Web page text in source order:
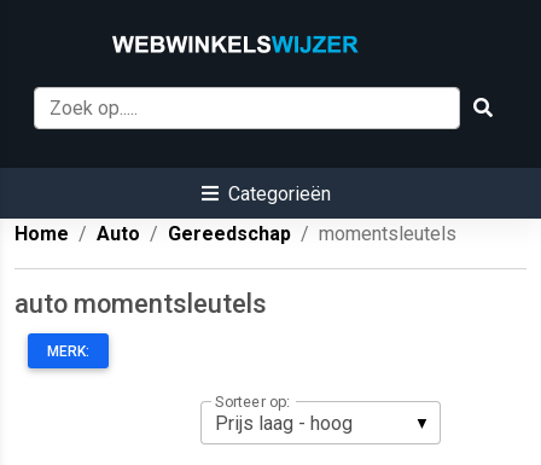
Categorieën
Home
Auto Gereedschap momentsleutels
auto momentsleutels
MERK:
Sorteer op: